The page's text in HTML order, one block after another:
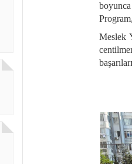
Meslek